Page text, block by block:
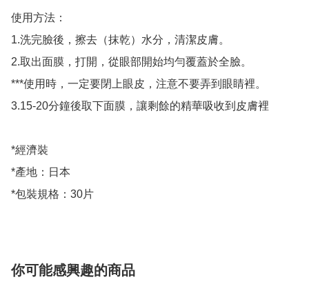
使用方法：
1.洗完臉後，擦去（抹乾）水分，清潔皮膚。
2.取出面膜，打開，從眼部開始均勻覆蓋於全臉。
***使用時，一定要閉上眼皮，注意不要弄到眼睛裡。
3.15-20分鐘後取下面膜，讓剩餘的精華吸收到皮膚裡
*經濟裝
*產地：日本
你可能感興趣的商品